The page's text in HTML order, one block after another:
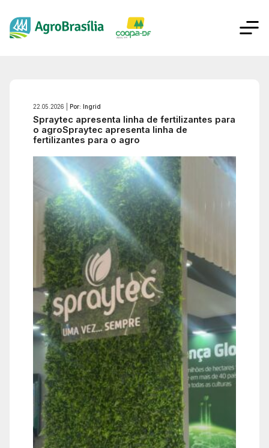
22.05.2026 | Por: Ingrid
Spraytec apresenta linha de fertilizantes para
o agroSpraytec apresenta linha de
fertilizantes para o agro